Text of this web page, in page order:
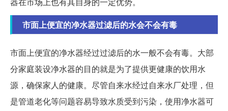
市面上便宜的净水器过滤后的水会不会有毒
市面上便宜的净水器经过过滤后的水一般不会有毒。大部
分家庭装设净水器的目的就是为了提供更健康的饮用水
源，确保家人的健康。尽管自来水经过自来水厂处理，但
是管道老化等问题容易导致水质受到污染，使用净水器可